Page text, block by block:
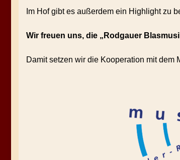
Im Hof gibt es außerdem ein Highlight zu
Wir freuen uns, die „Rodgauer
Damit setzen wir die Kooperation mit dem